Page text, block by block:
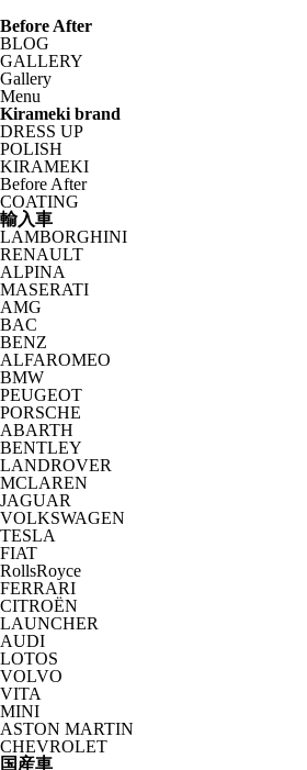
Before After
BLOG
GALLERY
Gallery
Menu
Kirameki brand
DRESS UP
POLISH
KIRAMEKI
Before After
COATING
輸入車
LAMBORGHINI
RENAULT
ALPINA
MASERATI
AMG
BAC
BENZ
ALFAROMEO
BMW
PEUGEOT
PORSCHE
ABARTH
BENTLEY
LANDROVER
MCLAREN
JAGUAR
VOLKSWAGEN
TESLA
FIAT
RollsRoyce
FERRARI
CITROËN
LAUNCHER
AUDI
LOTOS
VOLVO
VITA
MINI
ASTON MARTIN
CHEVROLET
国産車